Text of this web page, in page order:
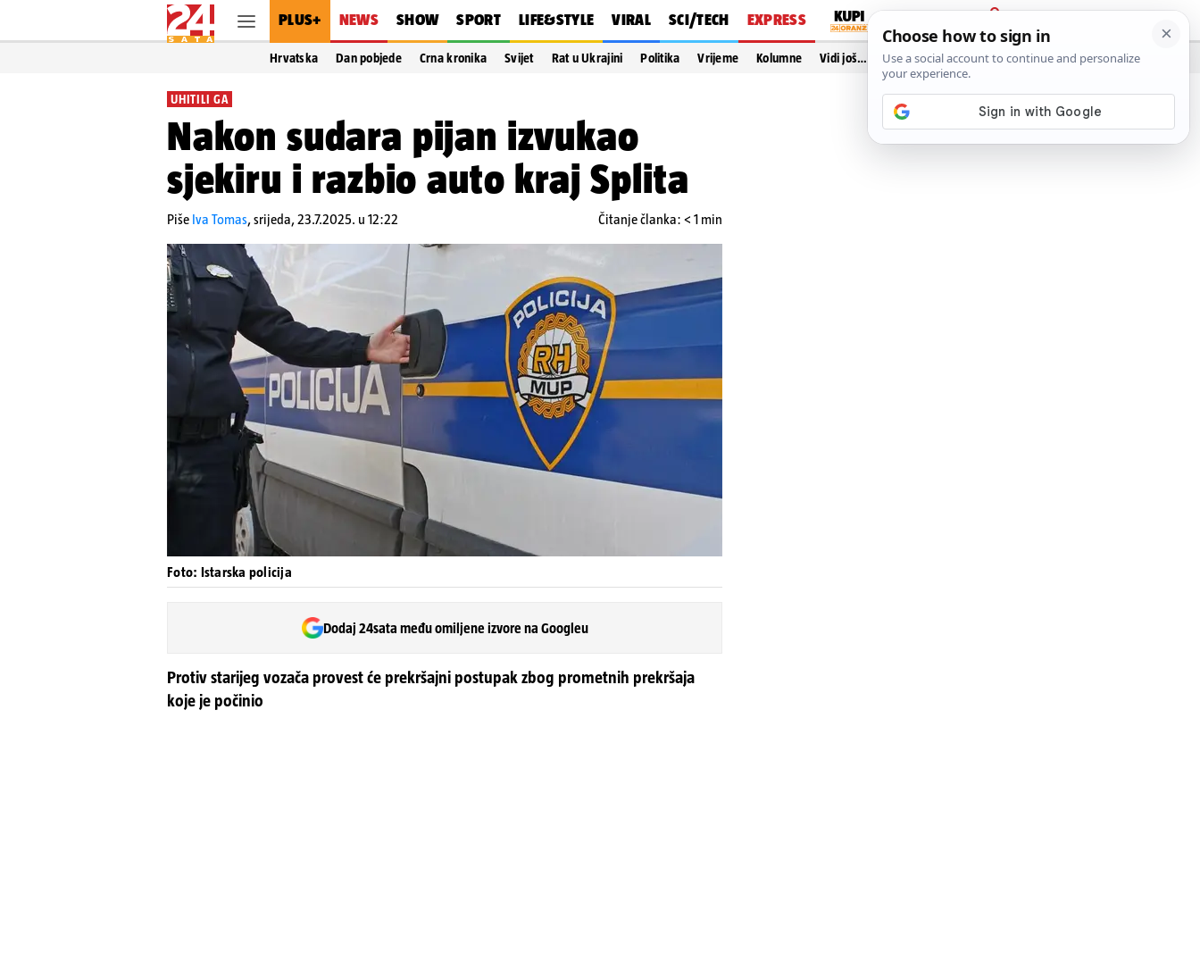
PLUS+ NEWS SHOW SPORT LIFE&STYLE VIRAL SCI/TECH EXPRESS
PRIJAVA
Hrvatska Dan pobjede Crna kronika Svijet Rat u Ukrajini Politika Vrijeme Kolumne Vidi još…
UHITILI GA
Nakon sudara pijan izvukao
sjekiru i razbio auto kraj Splita
Piše Iva Tomas,srijeda, 23.7.2025. u 12:22 Čitanje članka: < 1 min
Foto: Istarska policija
Dodaj 24sata među omiljene izvore na Googleu
Protiv starijeg vozača provest će prekršajni postupak zbog prometnih prekršaja
koje je počinio